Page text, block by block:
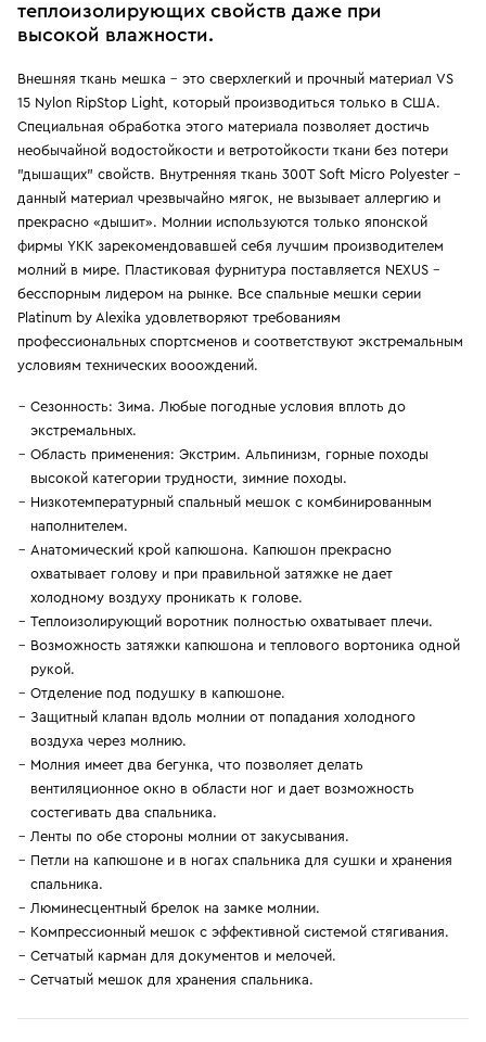
теплоизолирующих свойств даже при
высокой влажности.
Внешняя ткань мешка - этo сверхлеrкий и прочный материал VS
15 Nylon RipStop Light, который производиться только в США.
Специальная обработка этого материала позволяет достичь
необычайной водостойкости и ветротойкости ткани без потери
"дышащих" свойств. Внутренняя ткань 300T Soft Micro Polyester -
данный материал чрезвычайно мягок, не вызывает аллергию и
прекрасно «дышит». Молнии используются только японской
фирмы YКК зарекомендовавшей себя лучшим производителем
молний в мире. Пластиковая фурнитура поставляется NEXUS -
бесспорным лидером на рынке. Все спальные мешки серии
Platinum by Alexika удовлетворяют требованиям
профессиональных спортсменов и соответствуют экстремальным
условиям технических воoождений.
Сезонность: Зима. Любые погодные условия вплоть до
экстремальных.
Область применения: Экстрим. Альпинизм, горные походы
высокой категории трудности, зимние походы.
Низкотемпературный спальный мешок с комбинированным
наполнителем.
Анатомический крой капюшона. Капюшон прекрасно
охватывает голову и при правильной затяжке не дает
холодному воздуху проникать к голове.
Теплоизолирующий воротник полностью охватывает плечи.
Возможность затяжки капюшона и теплового вортоника одной
рукой.
Отделение под подушку в капюшоне.
Защитный клапан вдоль молнии от попадания холодного
воздуха через молнию.
Молния имеет два бегунка, что позволяет делать
вентиляционное окно в области ног и дает возможность
состегивать два спальника.
Ленты по обе стороны молнии от закусывания.
Петли на капюшоне и в ногах спальника для сушки и хранения
спальника.
Люминесцентный брелок на замке молнии.
Компрессионный мешок с эффективной системой стягивания.
Сетчатый карман для документов и мелочей.
Сетчатый мешок для хранения спальника.